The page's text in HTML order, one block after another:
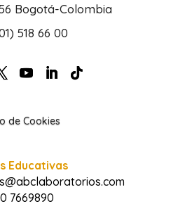
Bogotá-Colombia
518 66 00
de Cookies
Educativas
7669890